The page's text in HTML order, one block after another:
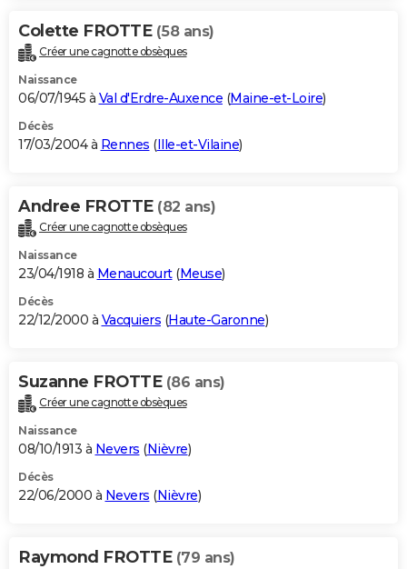
Colette FROTTE (58 ans)
Créer une cagnotte obsèques
Naissance
06/07/1945 à Val d'Erdre-Auxence (Maine-et-Loire)
Décès
17/03/2004 à Rennes (Ille-et-Vilaine)
Andree FROTTE (82 ans)
Créer une cagnotte obsèques
Naissance
23/04/1918 à Menaucourt(Meuse)
Décès
22/12/2000 à Vacquiers (Haute-Garonne)
Suzanne FROTTE (86 ans)
Créer une cagnotte obsèques
Naissance
08/10/1913 à Nevers (Nièvre)
Décès
22/06/2000 à Nevers (Nièvre)
Raymond FROTTE (79 ans)